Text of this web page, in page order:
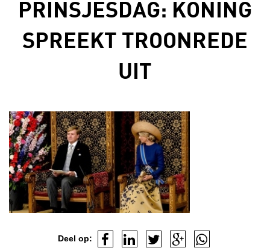
PRINSJESDAG: KONING
SPREEKT TROONREDE
UIT
Deel op: